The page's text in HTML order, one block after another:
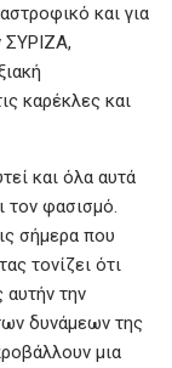
και για
ΣΥΡΙΖΑ,
καρέκλες και
και όλα αυτά
τον φασισμό.
σήμερα που
τονίζει ότι
αυτήν την
δυνάμεων της
μια